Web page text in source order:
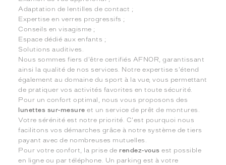
Adaptation de lentilles de contact ;
Expertise en verres progressifs ;
Conseils en visagisme ;
Espace dédié aux enfants ;
Solutions auditives.
Nous sommes fiers d'être certifiés AFNOR, garantissant
ainsi la qualité de nos services. Notre expertise s'étend
également au domaine du sport à la vue, vous permettant
de pratiquer vos activités favorites en toute sécurité.
Pour un confort optimal, nous vous proposons des
lunettes sur-mesure et un service de prêt de montures.
Votre sérénité est notre priorité. C'est pourquoi nous
facilitons vos démarches grâce à notre système de tiers
payant avec de nombreuses mutuelles.
Pour votre confort, la prise de rendez-vous est possible
en ligne ou par téléphone. Un parking est à votre